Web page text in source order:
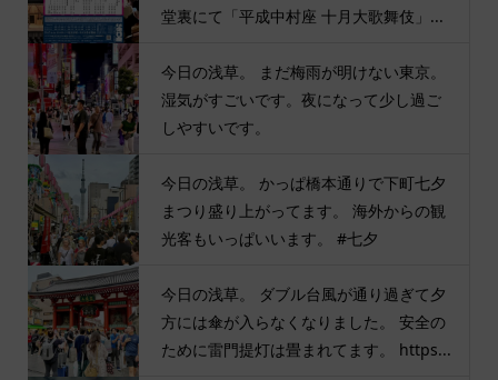
堂裏にて「平成中村座 十月大歌舞伎」...
今日の浅草。 まだ梅雨が明けない東京。
湿気がすごいです。夜になって少し過ご
しやすいです。
今日の浅草。 かっぱ橋本通りで下町七夕
まつり盛り上がってます。 海外からの観
光客もいっぱいいます。 #七夕
今日の浅草。 ダブル台風が通り過ぎて夕
方には傘が入らなくなりました。 安全の
ために雷門提灯は畳まれてます。 https...